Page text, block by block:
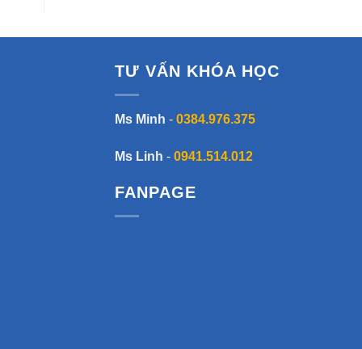
TƯ VẤN KHÓA HỌC
Ms Minh - 0384.976.375
Ms Linh - 0941.514.012
FANPAGE